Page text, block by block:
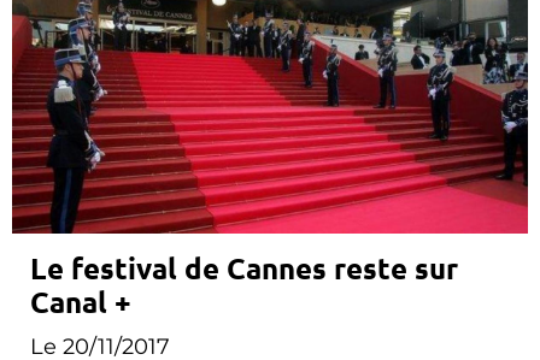
Le festival de Cannes reste sur
Canal +
Le 20/11/2017